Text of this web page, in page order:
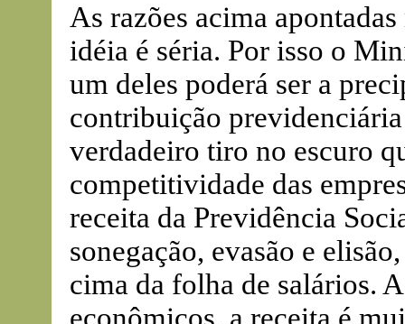
As razões acima
idéia é séria. Por isso o
um deles poderá ser a
contribuição
verdadeiro tiro no escuro
competitividade das
receita da Previdência
sonegação, evasão e
cima da folha de salários.